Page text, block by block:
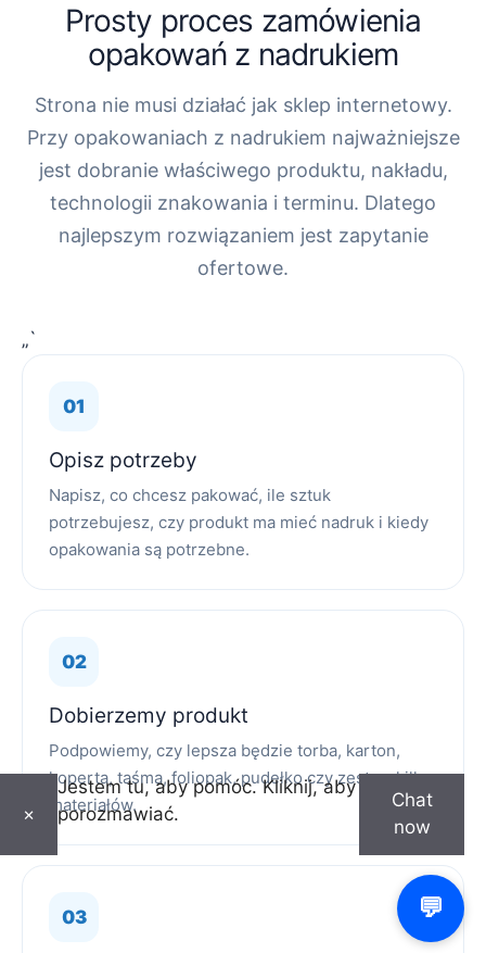
Prosty proces zamówienia
opakowań z nadrukiem
Strona nie musi działać jak sklep internetowy.
Przy opakowaniach z nadrukiem najważniejsze
jest dobranie właściwego produktu, nakładu,
technologii znakowania i terminu. Dlatego
najlepszym rozwiązaniem jest zapytanie
ofertowe.
„`
Opisz potrzeby
Napisz, co chcesz pakować, ile sztuk
potrzebujesz, czy produkt ma mieć nadruk i kiedy
opakowania są potrzebne.
Dobierzemy produkt
Podpowiemy, czy lepsza będzie torba, karton,
koperta, taśma, foliopak, pudełko czy zestaw kilku
materiałów.
×
Jestem tu, aby pomóc. Kliknij, aby
porozmawiać.
Chat
now